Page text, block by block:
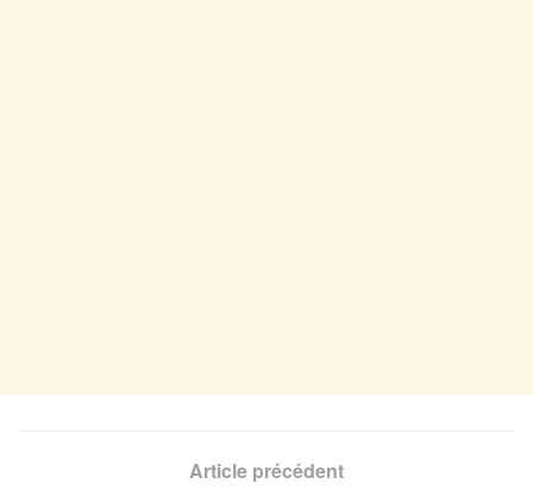
Article précédent